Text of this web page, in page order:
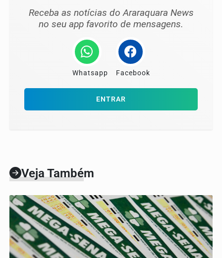
Receba as notícias do Araraquara News
no seu app favorito de mensagens.
Whatsapp Facebook
ENTRAR
Veja Também